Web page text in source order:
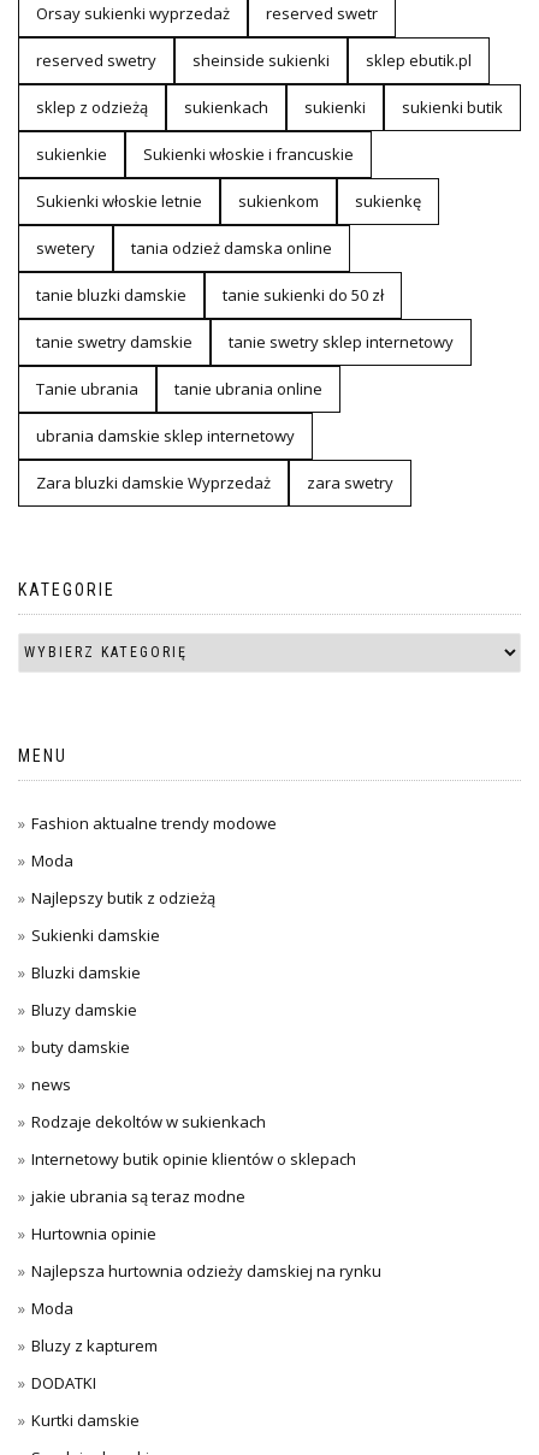
Orsay sukienki wyprzedaż reserved swetr
reserved swetry sheinside sukienki sklep ebutik.pl
sklep z odzieżą sukienkach sukienki sukienki butik
sukienkie Sukienki włoskie i francuskie
Sukienki włoskie letnie sukienkom sukienkę
swetery tania odzież damska online
tanie bluzki damskie tanie sukienki do 50 zł
tanie swetry damskie tanie swetry sklep internetowy
Tanie ubrania tanie ubrania online
ubrania damskie sklep internetowy
Zara bluzki damskie Wyprzedaż zara swetry
KATEGORIE
MENU
Fashion aktualne trendy modowe
Moda
Najlepszy butik z odzieżą
Sukienki damskie
Bluzki damskie
Bluzy damskie
buty damskie
news
Rodzaje dekoltów w sukienkach
Internetowy butik opinie klientów o sklepach
jakie ubrania są teraz modne
Hurtownia opinie
Najlepsza hurtownia odzieży damskiej na rynku
Moda
Bluzy z kapturem
DODATKI
Kurtki damskie